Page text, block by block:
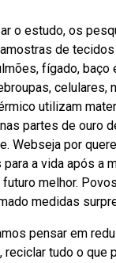
o estudo, os
de
fígado, baço
celulares,
utilizam
partes de ouro
Webseja por
a vida após a
melhor.
medidas
pensar em
reciclar tudo o que